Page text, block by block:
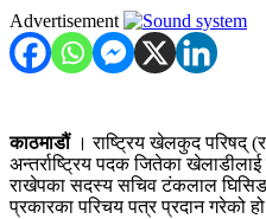
Advertisement
काठमाडौं। राष्ट्रिय खेलकुद परिषद्
अन्तर्राष्ट्रिय पदक जितेका
राखेपका सदस्य सचिव टंकलाल
प्रकारका परिचय पत्र प्रदान गरेको